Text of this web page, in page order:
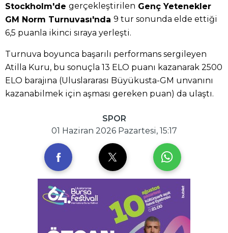
Stockholm'de gerçekleştirilen Genç Yetenekler
GM Norm Turnuvası'nda 9 tur sonunda elde ettiği
6,5 puanla ikinci sıraya yerleşti.
Turnuva boyunca başarılı performans sergileyen
Atilla Kuru, bu sonuçla 13 ELO puanı kazanarak 2500
ELO barajına (Uluslararası Büyükusta-GM unvanını
kazanabilmek için aşması gereken puan) da ulaştı.
SPOR
01 Haziran 2026 Pazartesi, 15:17